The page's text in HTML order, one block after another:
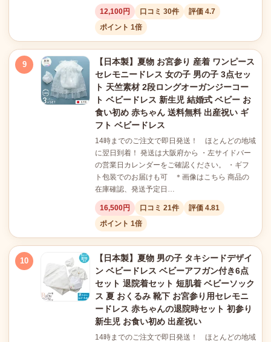
12,100円 口コミ 30件
評価 4.7
ポイント 1倍
9
【日本製】夏物 お宮参り 産着 ワンピース
セレモニードレス 女の子 男の子 3点セッ
ト 天竺素材 2段ロングオーガンジーコー
ト ベビードレス 新生児 結婚式 ベビー お
食い初め 赤ちゃん 送料無料 出産祝い ギ
フト ベビードレス
14時までのご注文で即日発送！ ほとんどの地域
に翌日到着！ 発送は大阪府から ・左サイドバー
の営業日カレンダーをご確認ください。 ・ギフ
ト包装でのお届けも可 ＊画像はこちら 商品の
在庫確認、発送予定日…
16,500円 口コミ 21件
評価 4.81
ポイント 1倍
10
【日本製】夏物 男の子 タキシードデザイ
ン ベビードレス ベビーアフガン付き6点
セット 退院着セット 短肌着 ベビーソック
ス 夏 おくるみ 靴下 お宮参り用セレモニ
ードレス 赤ちゃんの退院時セット 初参り
新生児 お食い初め 出産祝い
14時までのご注文で即日発送！ ほとんどの地域